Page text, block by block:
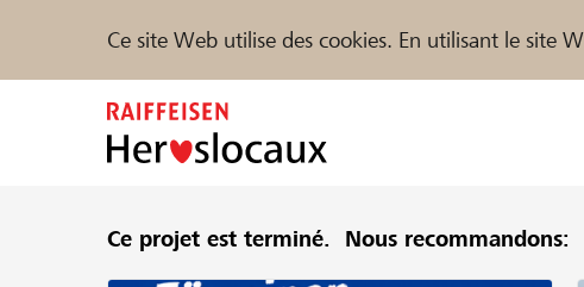
Ce site Web utilise des cookies. En utilisant le site
Parrainer Soutien & assistance
Ce projet est terminé. Nous recommandons: